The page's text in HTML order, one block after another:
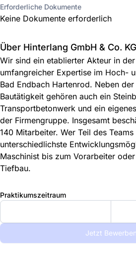
Erforderliche Dokumente
Keine Dokumente erforderlich
Über Hinterlang GmbH & Co. KG
Wir sind ein etablierter Akteur in
umfangreicher Expertise im Hoch-
Bad Endbach Hartenrod. Neben
Bautätigkeit gehören auch ein
Transportbetonwerk und ein
der Firmengruppe. Insgesamt
140 Mitarbeiter. Wer Teil des
unterschiedlichste
Maschinist bis zum Vorarbeiter
Tiefbau.
Praktikumszeitraum
Jetzt Bewerben